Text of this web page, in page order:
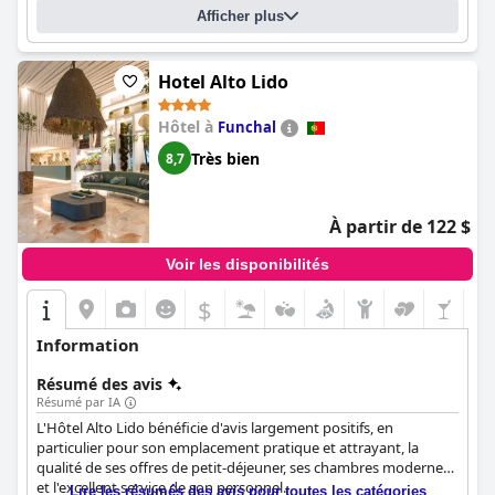
En résumé, l'Hotel Porto Mare - PortoBayimpressionne par son
emplacement serein, sa propreté exceptionnelle, ses options de
restauration variées, ses chambres spacieuses, son personnel
amical et ses installations bien entretenues, notamment un
excellent spa, une salle de sport et des espaces piscine. La
combinaison de détente, de commodité et de service de haute
qualité en fait un choix fortement recommandé pour les
voyageurs visitant Funchal.
est un excellent choix pour ceux qui recherchent un hôtel de
bonne qualité à Madère.
Afficher plus
Hotel Alto Lido
Hôtel à Funchal
8,7 Très bien
À partir de 122 $
Voir les disponibilités
$
Information
Résumé des avis
Résumé par IA
L'Hôtel Alto Lido bénéficie d'avis largement positifs, en
particulier pour son emplacement pratique et attrayant, la
qualité de ses offres de petit-déjeuner, ses chambres modernes
et l'excellent service de son personnel.
Lire les résumés des avis pour toutes les catégories